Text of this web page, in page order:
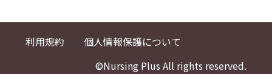
利用規約
個人情報保護について
©Nursing Plus All rights reserved.